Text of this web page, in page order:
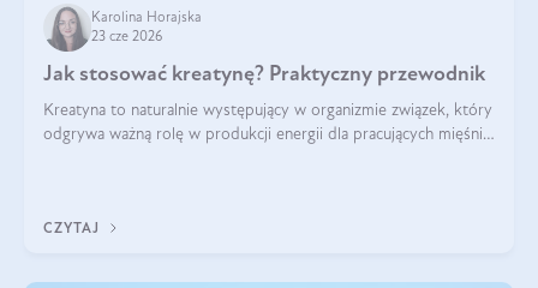
Karolina Horajska
23 cze 2026
Jak stosować kreatynę? Praktyczny przewodnik
Kreatyna to naturalnie występujący w organizmie związek, który
odgrywa ważną rolę w produkcji energii dla pracujących mięśni.
CZYTAJ